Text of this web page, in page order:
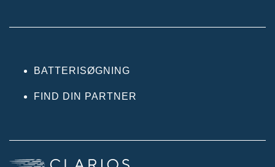
BATTERISØGNING
FIND DIN PARTNER